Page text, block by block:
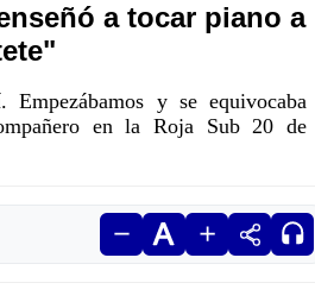
a tocar piano a
y se equivocaba
en la Roja Sub 20 de